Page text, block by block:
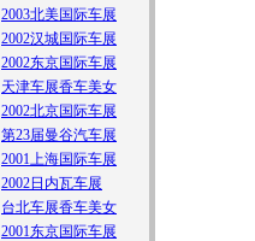
2003北美国际车展
2002汉城国际车展
2002东京国际车展
天津车展香车美女
2002北京国际车展
第23届曼谷汽车展
2001上海国际车展
2002日内瓦车展
台北车展香车美女
2001东京国际车展